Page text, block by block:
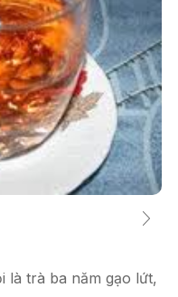
là trà ba năm gạo lứt,